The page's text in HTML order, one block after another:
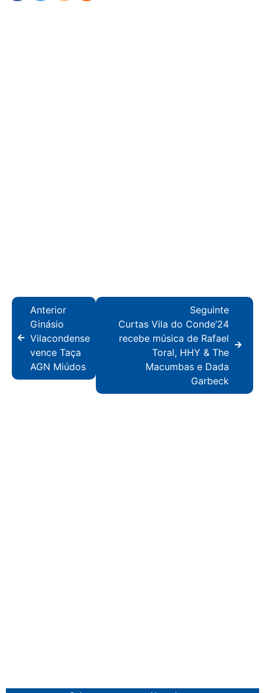
Anterior
Ginásio
Vilacondense
vence Taça
AGN Miúdos
Seguinte
Curtas Vila do Conde’24
recebe música de Rafael
Toral, HHY & The
Macumbas e Dada
Garbeck